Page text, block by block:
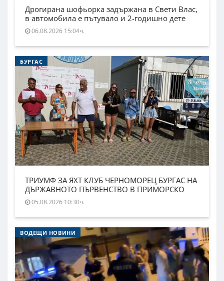
Дрогирана шофьорка задържана в Свети Влас,
в автомобила е пътувало и 2-годишно дете
06.08.2026 15:04ч.
БУРГАС
ТРИУМФ ЗА ЯХТ КЛУБ ЧЕРНОМОРЕЦ БУРГАС НА
ДЪРЖАВНОТО ПЪРВЕНСТВО В ПРИМОРСКО
05.08.2026 10:30ч.
ВОДЕЩИ НОВИНИ